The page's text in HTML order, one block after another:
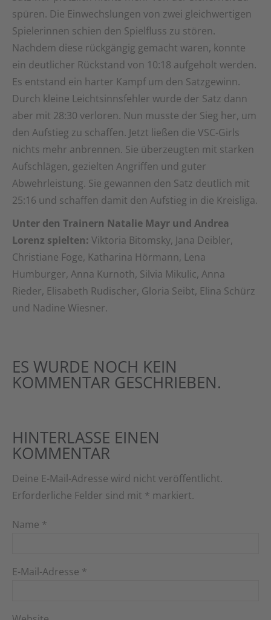
spüren. Die Einwechslungen von zwei gleichwertigen
Spielerinnen schien den Spielfluss zu stören.
Nachdem diese rückgängig gemacht waren, konnte
ein deutlicher Rückstand von 10:18 aufgeholt werden.
Es entstand ein harter Kampf um den Satzgewinn.
Durch kleine Leichtsinnsfehler wurde der Satz dann
aber mit 28:30 verloren. Nun musste der Sieg her, um
den Aufstieg zu schaffen. Jetzt ließen die VSC-Girls
nichts mehr anbrennen. Sie überzeugten mit starken
Aufschlägen, gezielten Angriffen und guter
Abwehrleistung. Sie gewannen den Satz deutlich mit
25:16 und schaffen damit den Aufstieg in die Kreisliga.
Unter den Trainern Natalie Mayr und Andrea
Lorenz spielten: Viktoria Bitomsky, Jana Deibler,
Christiane Foge, Katharina Hörmann, Lena
Humburger, Anna Kurnoth, Silvia Mikulic, Anna
Rieder, Elisabeth Rudischer, Gloria Seibt, Elina Schürz
und Nadine Wiesner.
ES WURDE NOCH KEIN
KOMMENTAR GESCHRIEBEN.
HINTERLASSE EINEN
KOMMENTAR
Deine E-Mail-Adresse wird nicht veröffentlicht.
Erforderliche Felder sind mit * markiert.
Name *
E-Mail-Adresse *